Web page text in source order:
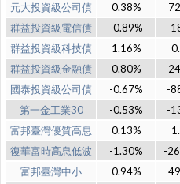
元大投資級公司債
0.38%
群益投資級電信債
-0.89% -
群益投資級科技債
1.16%
群益投資級金融債
0.80%
國泰投資級公司債
-0.67% -
第一金工業30
-0.53% -
富邦臺灣優質高息
0.13%
復華富時高息低波
-1.30% -
富邦臺灣中小
0.94%